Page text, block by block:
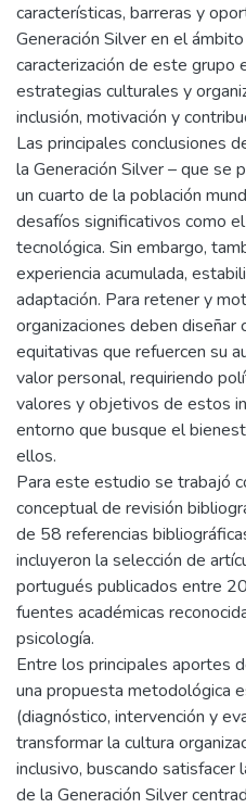
características, barreras y
Generación Silver en el
caracterización de este grupo
estrategias culturales y
inclusión, motivación y
Las principales conclusiones
la Generación Silver – que se
un cuarto de la población
desafíos significativos como
tecnológica. Sin embargo,
experiencia acumulada,
adaptación. Para retener y
organizaciones deben
equitativas que refuercen su
valor personal, requiriendo
valores y objetivos de estos
entorno que busque el
ellos.
Para este estudio se trabajó
conceptual de revisión
de 58 referencias
incluyeron la selección de
portugués publicados entre
fuentes académicas
psicología.
Entre los principales aportes
una propuesta metodológica
(diagnóstico, intervención y
transformar la cultura
inclusivo, buscando satisfacer
de la Generación Silver